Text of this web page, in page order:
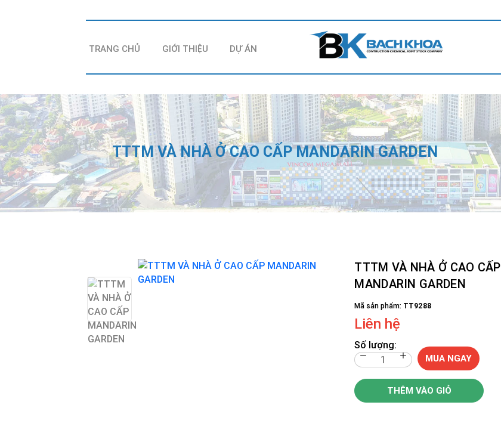
TRANG CHỦ GIỚI THIỆU DỰ ÁN
TTTM VÀ NHÀ Ở CAO CẤP MANDARIN GARDEN
TTTM VÀ NHÀ Ở CAO CẤP
MANDARIN GARDEN
Mã sản phẩm: TT9288
Liên hệ
Số lượng:
MUA NGAY
THÊM VÀO GIỎ